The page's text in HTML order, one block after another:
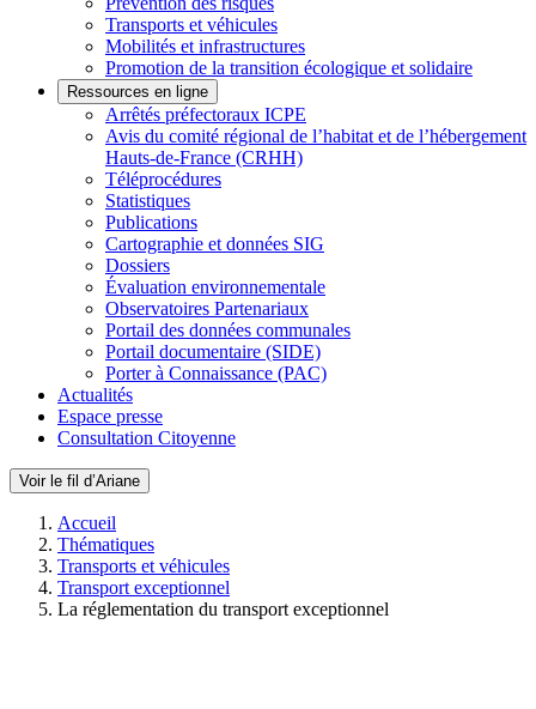
Transports et véhicules
Mobilités et infrastructures
Promotion de la transition écologique et solidaire
Ressources en ligne
Arrêtés préfectoraux ICPE
Avis du comité régional de l’habitat et de l’hébergement
Hauts-de-France (CRHH)
Téléprocédures
Statistiques
Publications
Cartographie et données SIG
Dossiers
Évaluation environnementale
Observatoires Partenariaux
Portail des données communales
Portail documentaire (SIDE)
Porter à Connaissance (PAC)
Actualités
Espace presse
Consultation Citoyenne
Voir le fil d’Ariane
Accueil
Thématiques
Transports et véhicules
Transport exceptionnel
La réglementation du transport exceptionnel